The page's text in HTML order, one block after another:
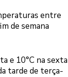
entre
de semana
e 10°C na sexta
tarde de terça-